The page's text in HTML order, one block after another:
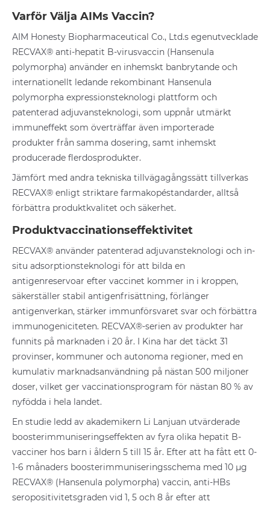
Varför Välja AIMs Vaccin?
AIM Honesty Biopharmaceutical Co., Ltd.s egenutvecklade
RECVAX® anti-hepatit B-virusvaccin (Hansenula
polymorpha) använder en inhemskt banbrytande och
internationellt ledande rekombinant Hansenula
polymorpha expressionsteknologi plattform och
patenterad adjuvansteknologi, som uppnår utmärkt
immuneffekt som överträffar även importerade
produkter från samma dosering, samt inhemskt
producerade flerdosprodukter.
Jämfört med andra tekniska tillvägagångssätt tillverkas
RECVAX® enligt striktare farmakopéstandarder, alltså
förbättra produktkvalitet och säkerhet.
Produktvaccinationseffektivitet
RECVAX® använder patenterad adjuvansteknologi och in-
situ adsorptionsteknologi för att bilda en
antigenreservoar efter vaccinet kommer in i kroppen,
säkerställer stabil antigenfrisättning, förlänger
antigenverkan, stärker immunförsvaret svar och förbättra
immunogeniciteten. RECVAX®-serien av produkter har
funnits på marknaden i 20 år. I Kina har det täckt 31
provinser, kommuner och autonoma regioner, med en
kumulativ marknadsanvändning på nästan 500 miljoner
doser, vilket ger vaccinationsprogram för nästan 80 % av
nyfödda i hela landet.
En studie ledd av akademikern Li Lanjuan utvärderade
boosterimmuniseringseffekten av fyra olika hepatit B-
vacciner hos barn i åldern 5 till 15 år. Efter att ha fått ett 0-
1-6 månaders boosterimmuniseringsschema med 10 μg
RECVAX® (Hansenula polymorpha) vaccin, anti-HBs
seropositivitetsgraden vid 1, 5 och 8 år efter att